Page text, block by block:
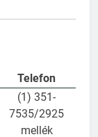
Telefon
(1) 351-
7535/2925
mellék